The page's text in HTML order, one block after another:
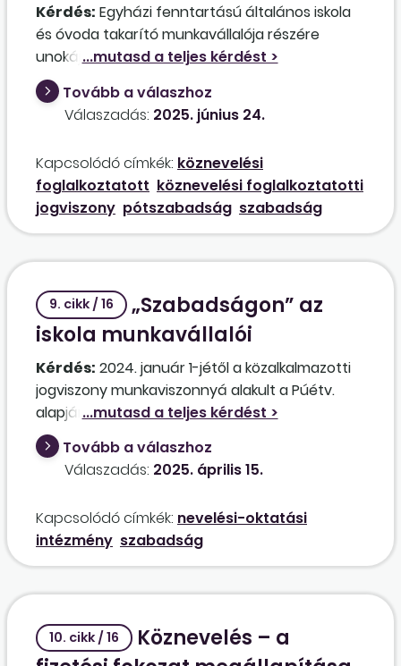
Kérdés: Egyházi fenntartású általános iskola
és óvoda takarító munkavállalója részére
unokája születése esetében az 5 munkanap
pótszabadságra jogosultság fennáll-e? A
takarító köznevelési dolgozó, de nem
köznevelési foglalkoztatotti jogviszonya van, a
technikai, gazdasági, ügyviteli munkavállalókra?
Tovább a válaszhoz
Válaszadás: 2025. június 24.
Kapcsolódó címkék: köznevelési
foglalkoztatott köznevelési foglalkoztatotti
jogviszony pótszabadság szabadság
9. cikk / 16
„Szabadságon” az
iskola munkavállalói
Kérdés: 2024. január 1-jétől a közalkalmazotti
jogviszony munkaviszonnyá alakult a Púétv.
alapján. A kisegítő, takarító munkakörben
alkalmazottak szabadságára az Mt.
rendelkezései lettek az irányadók. Tehát az
életkor szerint kell megállapítani a dolgozók
a Kjt. alapján például 32 munkanap szabadsága
volt, az Mt. alapján az életkorát figyelembe
véve 30 munkanap szabadságra lenne jogosult,
a dolgozóra nézve hátrányosan ez utóbbi
Tovább a válaszhoz
Válaszadás: 2025. április 15.
Kapcsolódó címkék: nevelési-oktatási
intézmény szabadság
10. cikk / 16
Köznevelés – a